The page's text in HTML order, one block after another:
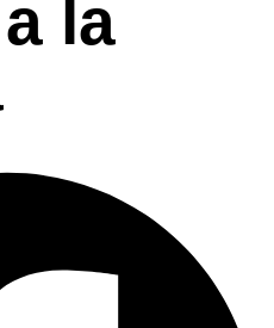
la